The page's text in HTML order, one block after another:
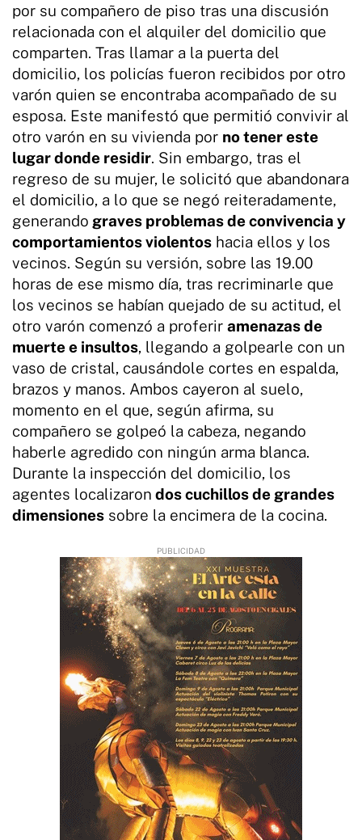
por su compañero de piso tras una discusión
relacionada con el alquiler del domicilio que
comparten. Tras llamar a la puerta del
domicilio, los policías fueron recibidos por otro
varón quien se encontraba acompañado de su
esposa. Este manifestó que permitió convivir al
otro varón en su vivienda por no tener este
lugar donde residir. Sin embargo, tras el
regreso de su mujer, le solicitó que abandonara
el domicilio, a lo que se negó reiteradamente,
generando graves problemas de convivencia y
comportamientos violentos hacia ellos y los
vecinos. Según su versión, sobre las 19.00
horas de ese mismo día, tras recriminarle que
los vecinos se habían quejado de su actitud, el
otro varón comenzó a proferir amenazas de
muerte e insultos, llegando a golpearle con un
vaso de cristal, causándole cortes en espalda,
brazos y manos. Ambos cayeron al suelo,
momento en el que, según afirma, su
compañero se golpeó la cabeza, negando
haberle agredido con ningún arma blanca.
Durante la inspección del domicilio, los
agentes localizaron dos cuchillos de grandes
dimensiones sobre la encimera de la cocina.